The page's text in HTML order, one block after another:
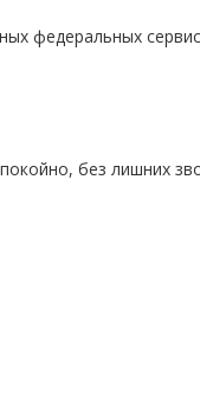
федеральных
без лишних